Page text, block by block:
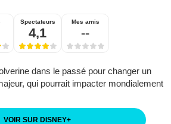
Spectateurs
4,1
Mes amis
--
dans le passé pour changer un
qui pourrait impacter mondialement
VOIR SUR DISNEY+